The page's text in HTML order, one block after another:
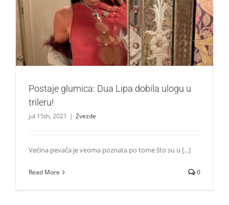
Postaje glumica: Dua Lipa dobila ulogu u trileru!
Zvezde
Postaje glumica: Dua Lipa dobila ulogu u
trileru!
jul 15th, 2021 | Zvezde
Većina pevača je veoma poznata po tome što su u [...]
Read More 0